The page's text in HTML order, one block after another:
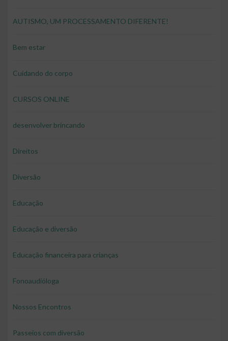
AUTISMO, UM PROCESSAMENTO DIFERENTE!
Bem estar
Cuidando do corpo
CURSOS ONLINE
desenvolver brincando
Direitos
Diversão
Educação
Educação e diversão
Educação financeira para crianças
Fonoaudióloga
Nossos Encontros
Passeios com diversão